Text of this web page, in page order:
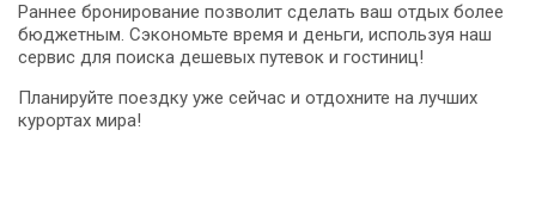
Раннее бронирование позволит сделать ваш отдых более
бюджетным. Сэкономьте время и деньги, используя наш
сервис для поиска дешевых путевок и гостиниц!
Планируйте поездку уже сейчас и отдохните на лучших
курортах мира!